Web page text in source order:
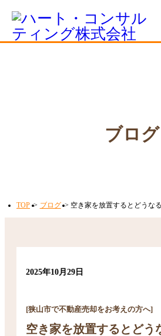
ブログ
TOP ブログ 空き家を放置するとどうな
2025年10月29日
[狭山市で不動産売却をお考えの方へ]
空き家を放置するとどう